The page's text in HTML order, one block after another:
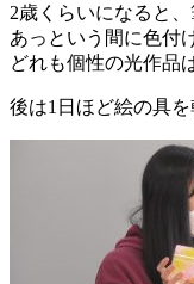
2歳くらいになると
あっという間に色付
どれも個性の光作品
後は1日ほど絵の具